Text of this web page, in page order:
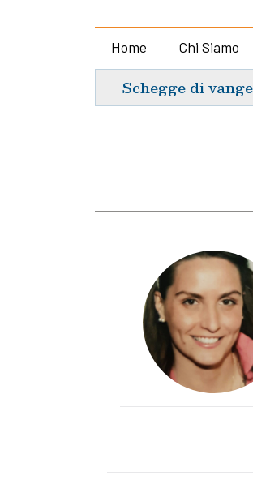
Home Chi Siamo
Schegge di